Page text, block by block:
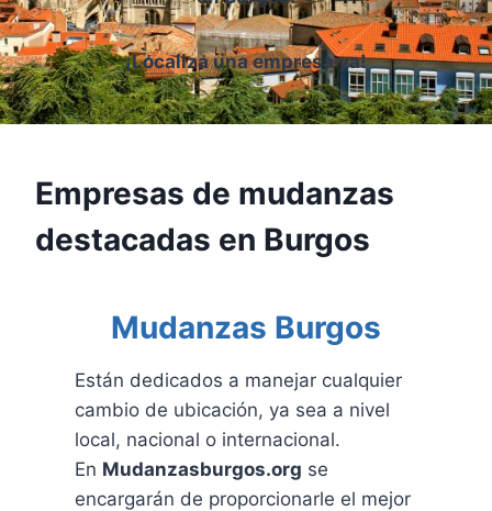
¡Localiza una empresa ya!
Empresas de mudanzas
destacadas en Burgos
Mudanzas Burgos
Están dedicados a manejar cualquier
cambio de ubicación, ya sea a nivel
local, nacional o internacional.
En Mudanzasburgos.org se
encargarán de proporcionarle el mejor